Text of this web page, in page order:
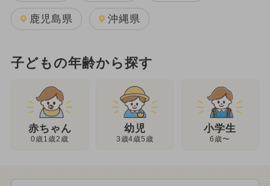
鹿児島県 沖縄県
子どもの年齢から探す
赤ちゃん
0歳1歳2歳
幼児
3歳4歳5歳
小学生
6歳〜